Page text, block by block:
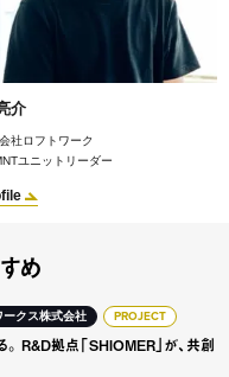
介
社ロフトワーク
ユニットリーダー
め
クス株式会社 PROJECT
。 R&D拠点「SHIOMER」が、共創
R&D拠点「SHIOMER